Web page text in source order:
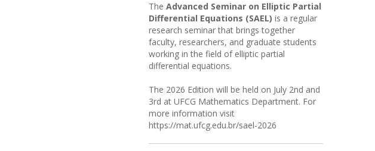
The Advanced Seminar on Elliptic Partial
Differential Equations (SAEL) is a regular
research seminar that brings together
faculty, researchers, and graduate students
working in the field of elliptic partial
differential equations.
The 2026 Edition will be held on July 2nd and
3rd at UFCG Mathematics Department. For
more information visit
https://mat.ufcg.edu.br/sael-2026